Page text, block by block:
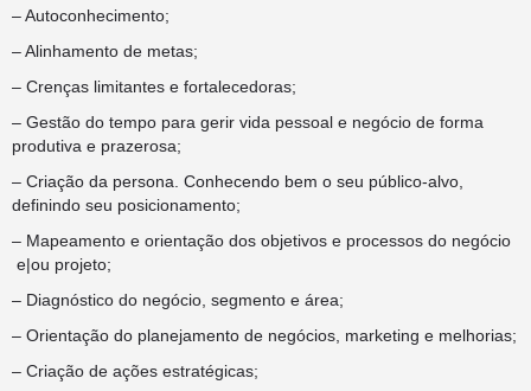
– Autoconhecimento;
– Alinhamento de metas;
– Crenças limitantes e fortalecedoras;
– Gestão do tempo para gerir vida pessoal e negócio de forma
produtiva e prazerosa;
– Criação da persona. Conhecendo bem o seu público-alvo,
definindo seu posicionamento;
– Mapeamento e orientação dos objetivos e processos do negócio
e|ou projeto;
– Diagnóstico do negócio, segmento e área;
– Orientação do planejamento de negócios, marketing e melhorias;
– Criação de ações estratégicas;